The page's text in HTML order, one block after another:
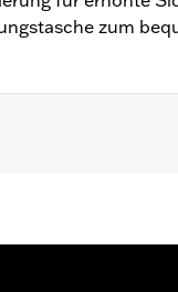
zum